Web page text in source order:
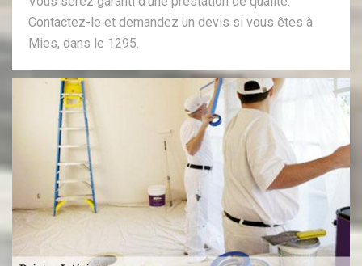
Contactez-le et demandez un devis si vous êtes à
Mies, dans le 1295.